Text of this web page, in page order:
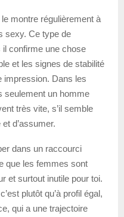
le montre régulièrement à
sexy. Ce type de
confirme une chose
et les signes de stabilité
impression. Dans les
seulement un homme
très vite, s’il semble
d’assumer.
dans un raccourci
que les femmes sont
et surtout inutile pour toi.
plutôt qu’à profil égal,
qui a une trajectoire